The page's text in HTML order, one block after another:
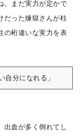
。まだ実力が定かで
だった煉獄さんが柱
の桁違いな実力を表
自分になれる」
出血が多く倒れてし